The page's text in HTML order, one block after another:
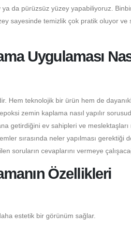
da pürüzsüz yüzey yapabiliyoruz.
sayesinde temizlik çok pratik oluyor ve
Uygulaması
Hem teknolojik bir ürün hem de
zemin kaplama nasıl yapılır
getirdiğini ev sahipleri ve
sırasında neler yapılması gerektiği
soruların cevaplarını vermeye
Özellikleri
estetik bir görünüm sağlar.